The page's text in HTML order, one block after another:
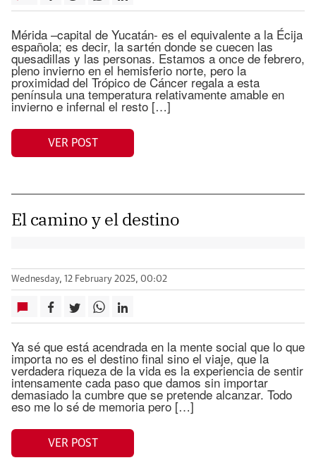
Mérida –capital de Yucatán- es el equivalente a la Écija
española; es decir, la sartén donde se cuecen las
quesadillas y las personas. Estamos a once de febrero,
pleno invierno en el hemisferio norte, pero la
proximidad del Trópico de Cáncer regala a esta
península una temperatura relativamente amable en
invierno e infernal el resto […]
VER POST
El camino y el destino
Wednesday, 12 February 2025, 00:02
Ya sé que está acendrada en la mente social que lo que
importa no es el destino final sino el viaje, que la
verdadera riqueza de la vida es la experiencia de sentir
intensamente cada paso que damos sin importar
demasiado la cumbre que se pretende alcanzar. Todo
eso me lo sé de memoria pero […]
VER POST